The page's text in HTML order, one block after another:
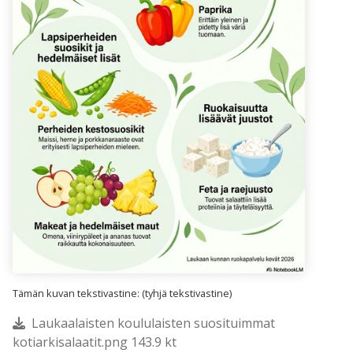
Tämän kuvan tekstivastine: (tyhjä tekstivastine)
Laukaalaisten koululaisten suosituimmat
kotiarkisalaatit.png 143.9 kt